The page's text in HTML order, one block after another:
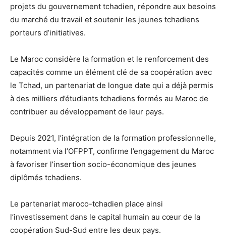
projets du gouvernement tchadien, répondre aux besoins
du marché du travail et soutenir les jeunes tchadiens
porteurs d’initiatives.
Le Maroc considère la formation et le renforcement des
capacités comme un élément clé de sa coopération avec
le Tchad, un partenariat de longue date qui a déjà permis
à des milliers d’étudiants tchadiens formés au Maroc de
contribuer au développement de leur pays.
Depuis 2021, l’intégration de la formation professionnelle,
notamment via l’OFPPT, confirme l’engagement du Maroc
à favoriser l’insertion socio-économique des jeunes
diplômés tchadiens.
Le partenariat maroco-tchadien place ainsi
l’investissement dans le capital humain au cœur de la
coopération Sud-Sud entre les deux pays.